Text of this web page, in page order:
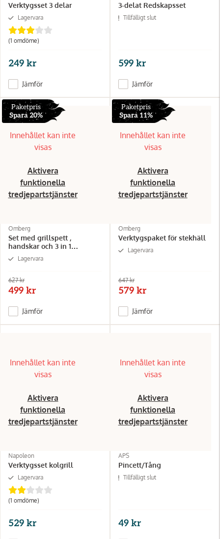
Verktygsset 3 delar
Lagervara
(1 omdöme)
249 kr
Jämför
3-delat Redskapsset
Tillfälligt slut
599 kr
Jämför
Paketpris
Spara 20%
Innehållet kan inte
visas
Aktivera
funktionella
tredjepartstjänster
Omberg
Set med grillspett ,
handskar och 3 in 1
grillborste för rengöring
Lagervara
627 kr
499 kr
Jämför
Paketpris
Spara 11%
Innehållet kan inte
visas
Aktivera
funktionella
tredjepartstjänster
Omberg
Verktygspaket för stekhäll
Lagervara
647 kr
579 kr
Jämför
Innehållet kan inte
visas
Aktivera
funktionella
tredjepartstjänster
Napoleon
Verktygsset kolgrill
Lagervara
(1 omdöme)
529 kr
Innehållet kan inte
visas
Aktivera
funktionella
tredjepartstjänster
APS
Pincett/Tång
Tillfälligt slut
49 kr